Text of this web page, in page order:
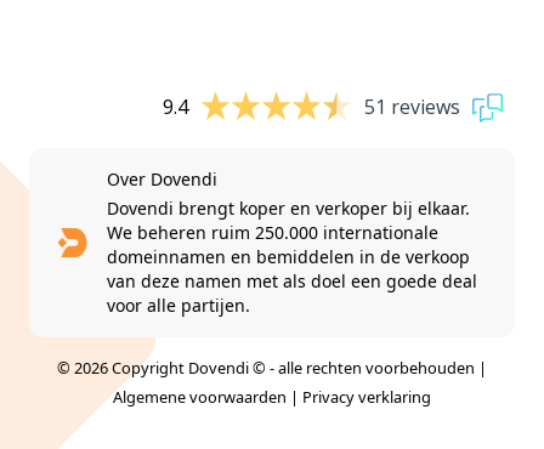
9.4 51 reviews
Over Dovendi
Dovendi brengt koper en verkoper bij elkaar.
We beheren ruim 250.000 internationale
domeinnamen en bemiddelen in de verkoop
van deze namen met als doel een goede deal
voor alle partijen.
© 2026 Copyright Dovendi © - alle rechten voorbehouden |
Algemene voorwaarden | Privacy verklaring